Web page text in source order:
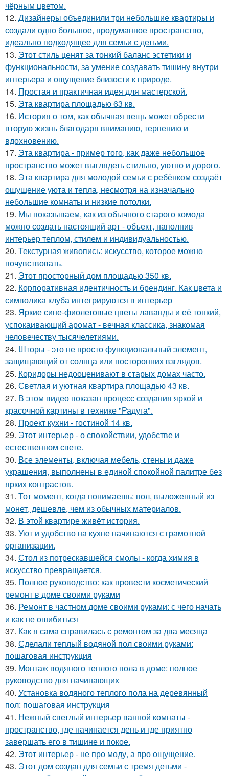
чёрным цветом.
12. Дизайнеры объединили три небольшие квартиры и
создали одно большое, продуманное пространство,
идеально подходящее для семьи с детьми.
13. Этот стиль ценят за тонкий баланс эстетики и
функциональности, за умение создавать тишину внутри
интерьера и ощущение близости к природе.
14. Простая и практичная идея для мастерской.
15. Эта квартира площадью 63 кв.
16. История о том, как обычная вещь может обрести
вторую жизнь благодаря вниманию, терпению и
вдохновению.
17. Эта квартира - пример того, как даже небольшое
пространство может выглядеть стильно, уютно и дорого.
18. Эта квартира для молодой семьи с ребёнком создаёт
ощущение уюта и тепла, несмотря на изначально
небольшие комнаты и низкие потолки.
19. Мы показываем, как из обычного старого комода
можно создать настоящий арт - объект, наполнив
интерьер теплом, стилем и индивидуальностью.
20. Текстурная живопись: искусство, которое можно
почувствовать.
21. Этот просторный дом площадью 350 кв.
22. Корпоративная идентичность и брендинг. Как цвета и
символика клуба интегрируются в интерьер
23. Яркие сине-фиолетовые цветы лаванды и её тонкий,
успокаивающий аромат - вечная классика, знакомая
человечеству тысячелетиями.
24. Шторы - это не просто функциональный элемент,
защищающий от солнца или посторонних взглядов.
25. Коридоры недооценивают в старых домах часто.
26. Светлая и уютная квартира площадью 43 кв.
27. В этом видео показан процесс создания яркой и
красочной картины в технике "Радуга".
28. Проект кухни - гостиной 14 кв.
29. Этот интерьер - о спокойствии, удобстве и
естественном свете.
30. Все элементы, включая мебель, стены и даже
украшения, выполнены в единой спокойной палитре без
ярких контрастов.
31. Тот момент, когда понимаешь: пол, выложенный из
монет, дешевле, чем из обычных материалов.
32. В этой квартире живёт история.
33. Уют и удобство на кухне начинаются с грамотной
организации.
34. Стол из потрескавшейся смолы - когда химия в
искусство превращается.
35. Полное руководство: как провести косметический
ремонт в доме своими руками
36. Ремонт в частном доме своими руками: с чего начать
и как не ошибиться
37. Как я сама справилась с ремонтом за два месяца
38. Сделали теплый водяной пол своими руками:
пошаговая инструкция
39. Монтаж водяного теплого пола в доме: полное
руководство для начинающих
40. Установка водяного теплого пола на деревянный
пол: пошаговая инструкция
41. Нежный светлый интерьер ванной комнаты -
пространство, где начинается день и где приятно
завершать его в тишине и покое.
42. Этот интерьер - не про моду, а про ощущение.
43. Этот дом создан для семьи с тремя детьми -